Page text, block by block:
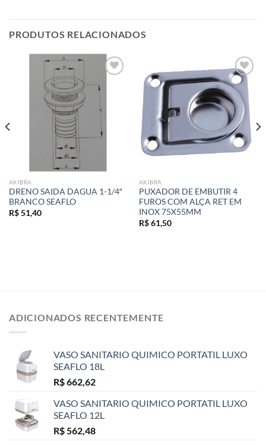
PRODUTOS RELACIONADOS
wishlist
AKIBRA
DRENO SAIDA DAGUA 1-1/4″
BRANCO SEAFLO
R$51,40
Add to
wishlist
AKIBRA
PUXADOR DE EMBUTIR 4
FUROS COM ALÇA RET EM
INOX 75X55MM
R$61,50
ADICIONADOS RECENTEMENTE
VASO SANITARIO QUIMICO PORTATIL LUXO
SEAFLO 18L
R$662,62
VASO SANITARIO QUIMICO PORTATIL LUXO
SEAFLO 12L
R$ 562,48